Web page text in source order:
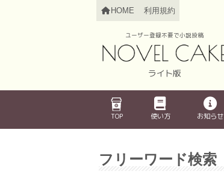
HOME 利用規約
ユーザー登録不要で小説投稿
ライト版
TOP 使い方 お知らせ
フリーワード検索